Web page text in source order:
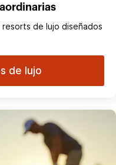
de lujo diseñados
de lujo